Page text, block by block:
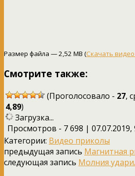
Размер файла — 2,52 MB (Скачать
Смотрите также:
(Проголосовало - 27,
4,89)
Загрузка...
Просмотров - 7 698 | 07.07.2019,
Категории: Видео приколы
предыдущая запись Магнитная
следующая запись Молния